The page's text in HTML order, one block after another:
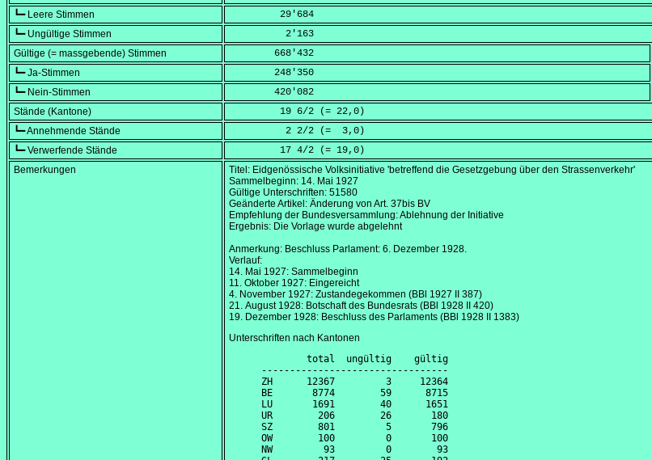
┗━ Leere Stimmen
         29'684
┗━ Ungültige Stimmen
          2'163
Gültige (= massgebende) Stimmen
        668'432
┗━ Ja-Stimmen
        248'350
┗━ Nein-Stimmen
        420'082
Stände (Kantone)
         19 6/2 (=
22,0 )
┗━ Annehmende Stände
          2 2/2 (=
  3,0
)
┗━ Verwerfende Stände
         17 4/2 (=
19,0 )
Bemerkungen
Titel: Eidgenössische Volksinitiative 'betreffend die Gesetzgebung über den Strassenverkehr'
Sammelbeginn: 14. Mai 1927
Gültige Unterschriften: 51580
Geänderte Artikel: Änderung von Art. 37bis BV
Empfehlung der Bundesversammlung: Ablehnung der Initiative
Ergebnis: Die Vorlage wurde abgelehnt
Anmerkung: Beschluss Parlament: 6. Dezember 1928.
Verlauf:
14. Mai 1927: Sammelbeginn
11. Oktober 1927: Eingereicht
4. November 1927: Zustandegekommen (BBl 1927 II 387)
21. August 1928: Botschaft des Bundesrats (BBl 1928 II 420)
19. Dezember 1928: Beschluss des Parlaments (BBl 1928 II 1383)
Unterschriften nach Kantonen
        total  ungültig    gültig
---------------------------------
ZH      12367         3     12364
BE       8774        59      8715
LU       1691        40      1651
UR        206        26       180
SZ        801         5       796
OW        100         0       100
NW         93         0        93